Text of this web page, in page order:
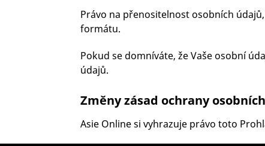
Právo na přenositelnost osobních
formátu.
Pokud se domníváte, že Vaše osobní
údajů.
Změny zásad ochrany
Asie Online si vyhrazuje právo toto